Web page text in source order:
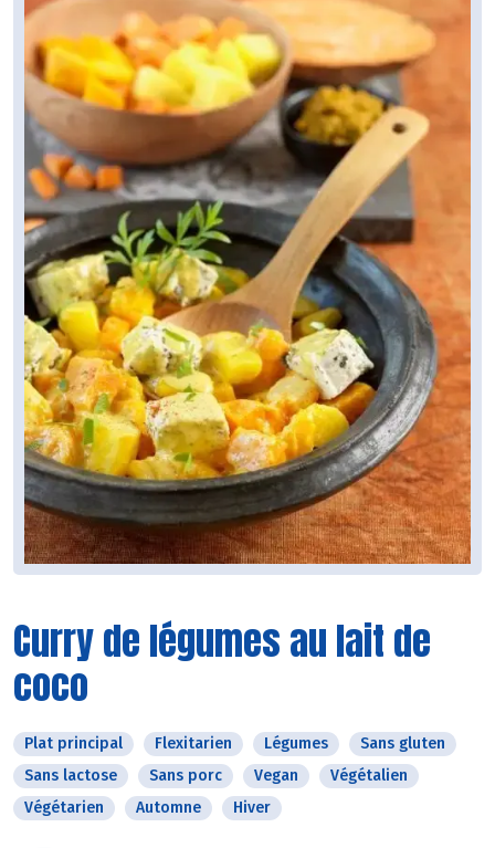
Curry de légumes au lait de
coco
Plat principal Flexitarien Légumes
Sans gluten
Sans lactose
Sans porc Vegan
Végétalien
Végétarien
Automne Hiver